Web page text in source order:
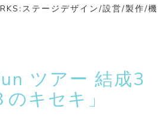
ステージデザイン/設営/製作/機
ツアー 結成3
キセキ」